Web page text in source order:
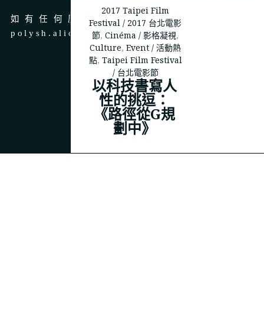
2017 Taipei Film
Festival / 2017 台北電影
節,Cinéma / 影格凝視,
Culture,Event / 活動熱
點, Taipei Film Festival
/ 台北電影節
以科技書寫人
性的挑逗：
《路徑從G規
劃中》
如有任何廣告、商務合作，請 email 至
polysh.alice@gmail.com
© 2023THEPOLYSH.COM
BACK TO TOP